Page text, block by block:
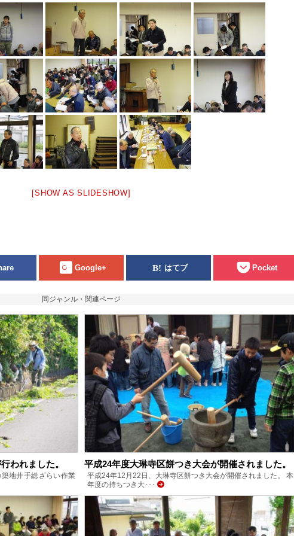
[SHOW AS SLIDESHOW]
Google+ はてブ Pocket
同ジャンル・関連ページ
われました。
地井手総ざらい作業
平成24年度大琳寺区餅つき大会が開催されました。
平成24年12月22日、大琳寺区餅つき大会が開催されました。 本
年度の持ちつき大･･･